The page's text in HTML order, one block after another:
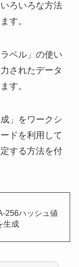
ろいろな方法
す。
ベル」の使い
されたデータ
す。
」をワークシ
ドを利用して
する方法を付
256ハッシュ値
生成